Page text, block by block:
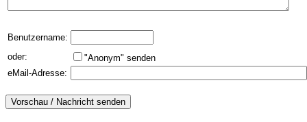
Benutzername:
oder:
"Anonym" senden
eMail-Adresse: